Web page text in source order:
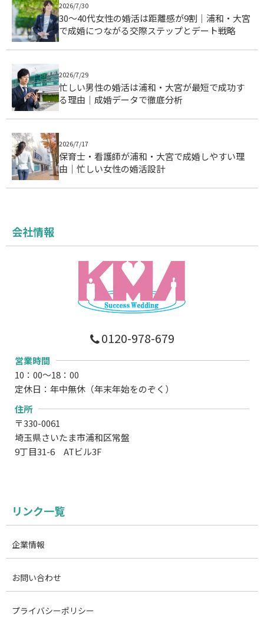
2026/7/30
30〜40代女性の婚活は距離感が9割｜浦和・大宮
で成婚につながる交際ステップとデート戦略
2026/7/29
忙しい男性の婚活は浦和・大宮が最短で成功す
る理由｜成婚データで徹底分析
2026/7/17
保育士・看護師が浦和・大宮で成婚しやすい理
由｜忙しい女性の婚活設計
会社情報
0120-978-679
営業時間
10：00～18：00
定休日：年中無休（年末年始をのぞく）
住所
〒330-0061
埼玉県さいたま市浦和区常盤
9丁目31-6 ATビル3F
リンク一覧
企業情報
お問い合わせ
プライバシーポリシー